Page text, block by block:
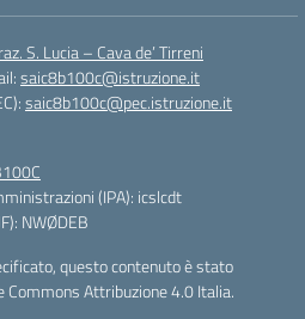
S. Lucia – Cava de’ Tirreni
saic8b100c@istruzione.it
saic8b100c@pec.istruzione.it
(IPA): icslcdt
NWØDEB
questo contenuto è stato
Attribuzione 4.0 Italia.